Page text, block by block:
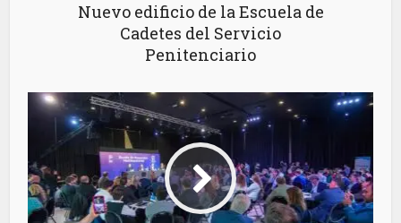
Nuevo edificio de la Escuela de
Cadetes del Servicio
Penitenciario